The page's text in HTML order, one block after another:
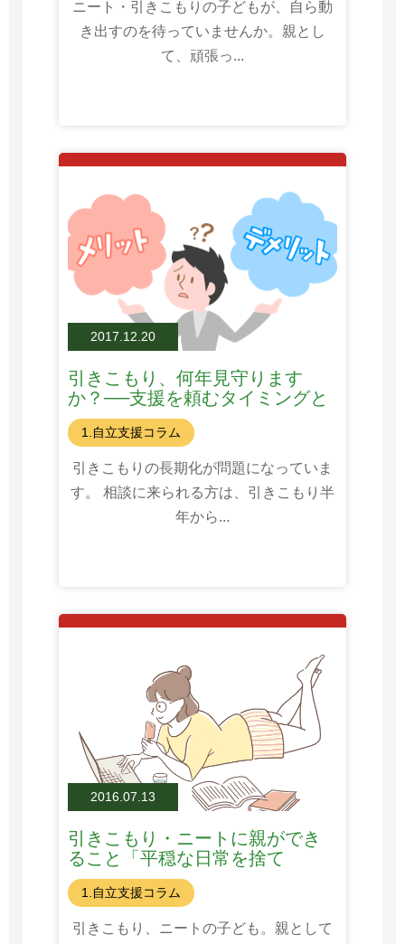
ニート・引きこもりの子どもが、自ら動
き出すのを待っていませんか。親とし
て、頑張っ...
2017.12.20
引きこもり、何年見守ります
か？──支援を頼むタイミングと
は
1.自立支援コラム
引きこもりの長期化が問題になっていま
す。 相談に来られる方は、引きこもり半
年から...
2016.07.13
引きこもり・ニートに親ができ
ること「平穏な日常を捨て
る？」
1.自立支援コラム
引きこもり、ニートの子ども。親として